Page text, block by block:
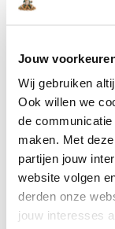
Jouw
Wij gebruiken
Ook willen we
de
maken. Met
partijen jouw
website volgen
derden onze
jouw interesses
Een set van drie
complete klussen
eindafwerking.
Beschikbare
Medium (2 stuks)
Superfine (2